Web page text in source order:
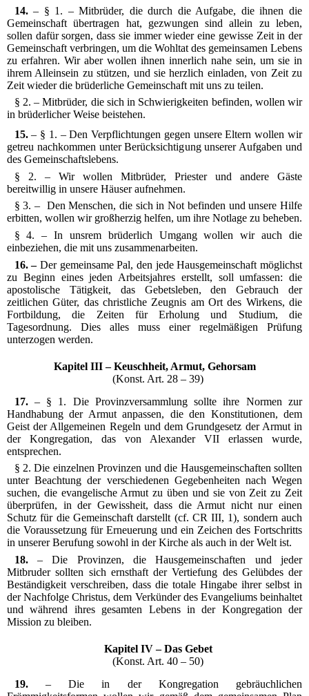
14.– § 1. – Mitbrüder, die durch die Aufgabe, die ihnen die
Gemeinschaft übertragen hat, gezwungen sind allein zu leben,
sollen dafür sorgen, dass sie immer wieder eine gewisse Zeit in der
Gemeinschaft verbringen, um die Wohltat des gemeinsamen Lebens
zu erfahren. Wir aber wollen ihnen innerlich nahe sein, um sie in
ihrem Alleinsein zu stützen, und sie herzlich einladen, von Zeit zu
Zeit wieder die brüderliche Gemeinschaft mit uns zu teilen.
§ 2. – Mitbrüder, die sich in Schwierigkeiten befinden, wollen wir
in brüderlicher Weise beistehen.
15.– § 1. – Den Verpflichtungen gegen unsere Eltern wollen wir
getreu nachkommen unter Berücksichtigung unserer Aufgaben und
des Gemeinschaftslebens.
§ 2. – Wir wollen Mitbrüder, Priester und andere Gäste
bereitwillig in unsere Häuser aufnehmen.
§ 3. – Den Menschen, die sich in Not befinden und unsere Hilfe
erbitten, wollen wir großherzig helfen, um ihre Notlage zu beheben.
§ 4. – In unsrem brüderlich Umgang wollen wir auch die
einbeziehen, die mit uns zusammenarbeiten.
16. –Der gemeinsame Pal, den jede Hausgemeinschaft möglichst
zu Beginn eines jeden Arbeitsjahres erstellt, soll umfassen: die
apostolische Tätigkeit, das Gebetsleben, den Gebrauch der
zeitlichen Güter, das christliche Zeugnis am Ort des Wirkens, die
Fortbildung, die Zeiten für Erholung und Studium, die
Tagesordnung. Dies alles muss einer regelmäßigen Prüfung
unterzogen werden.
Kapitel III – Keuschheit, Armut, Gehorsam
(Konst. Art. 28 – 39)
17. – § 1. Die Provinzversammlung sollte ihre Normen zur
Handhabung der Armut anpassen, die den Konstitutionen, dem
Geist der Allgemeinen Regeln und dem Grundgesetz der Armut in
der Kongregation, das von Alexander VII erlassen wurde,
entsprechen.
§ 2. Die einzelnen Provinzen und die Hausgemeinschaften sollten
unter Beachtung der verschiedenen Gegebenheiten nach Wegen
suchen, die evangelische Armut zu üben und sie von Zeit zu Zeit
überprüfen, in der Gewissheit, dass die Armut nicht nur einen
Schutz für die Gemeinschaft darstellt (cf. CR III, 1), sondern auch
die Voraussetzung für Erneuerung und ein Zeichen des Fortschritts
in unserer Berufung sowohl in der Kirche als auch in der Welt ist.
18. – Die Provinzen, die Hausgemeinschaften und jeder
Mitbruder sollten sich ernsthaft der Vertiefung des Gelübdes der
Beständigkeit verschreiben, dass die totale Hingabe ihrer selbst in
der Nachfolge Christus, dem Verkünder des Evangeliums beinhaltet
und während ihres gesamten Lebens in der Kongregation der
Mission zu bleiben.
Kapitel IV – Das Gebet
(Konst. Art. 40 – 50)
19.– Die in der Kongregation gebräuchlichen